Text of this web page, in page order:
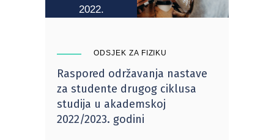
2022.
ODSJEK ZA FIZIKU
Raspored održavanja nastave
za studente drugog ciklusa
studija u akademskoj
2022/2023. godini